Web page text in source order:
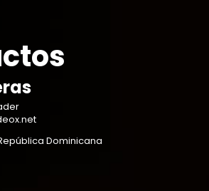
Dominicana